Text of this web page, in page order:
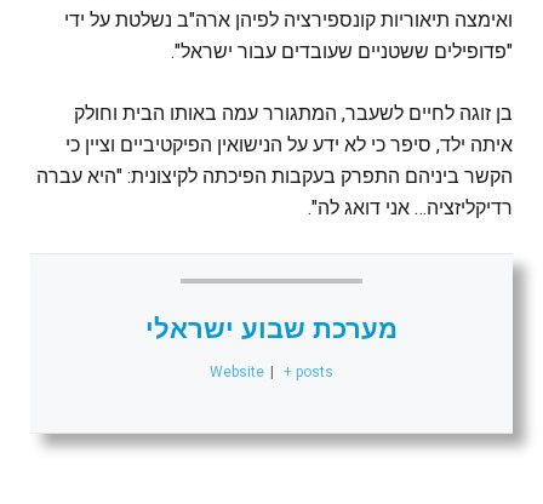
ואימצה תיאוריות קונספירציה לפיהן ארה"ב נשלטת על ידי
"פדופילים ששטניים שעובדים עבור ישראל".
בן זוגה לחיים לשעבר, המתגורר עמה באותו הבית וחולק
איתה ילד, סיפר כי לא ידע על הנישואין הפיקטיביים וציין כי
הקשר ביניהם התפרק בעקבות הפיכתה לקיצונית: "היא עברה
רדיקליזציה… אני דואג לה".
מערכת שבוע ישראלי
Website | + posts